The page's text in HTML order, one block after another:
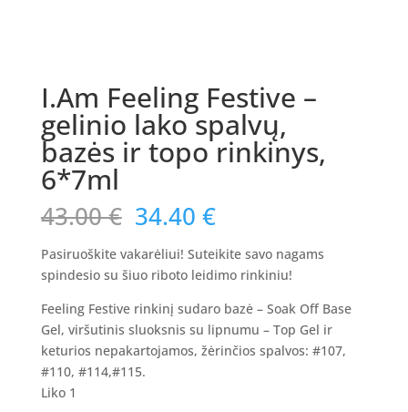
I.Am Feeling Festive –
gelinio lako spalvų,
bazės ir topo rinkinys,
6*7ml
43.00€ Original
price
was:
43.00 €.
34.40 €Current
price
is:
34.40 €.
Pasiruoškite vakarėliui! Suteikite savo nagams
spindesio su šiuo riboto leidimo rinkiniu!
Feeling Festive rinkinį sudaro bazė – Soak Off Base
Gel, viršutinis sluoksnis su lipnumu – Top Gel ir
keturios nepakartojamos, žėrinčios spalvos: #107,
#110, #114,#115.
Liko 1